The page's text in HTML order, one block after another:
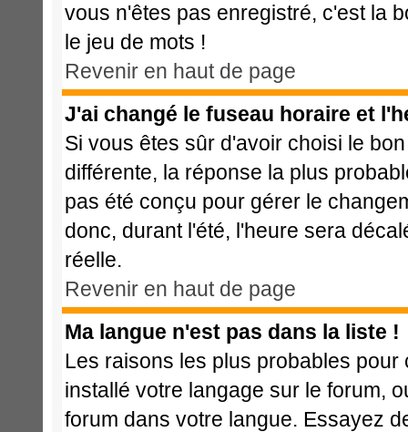
vous n'êtes pas enregistré, c'est la
le jeu de mots !
Revenir en haut de page
J'ai changé le fuseau horaire et
Si vous êtes sûr d'avoir choisi le
différente, la réponse la plus
pas été conçu pour gérer le
donc, durant l'été, l'heure sera
réelle.
Revenir en haut de page
Ma langue n'est pas dans la liste !
Les raisons les plus probables
installé votre langage sur le forum,
forum dans votre langue. Essayez